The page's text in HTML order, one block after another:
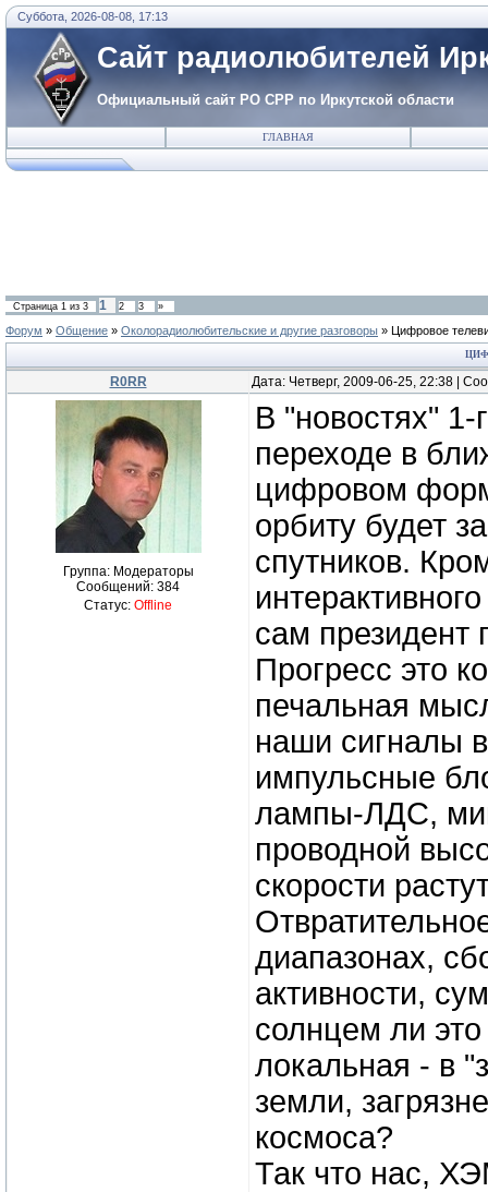
Суббота, 2026-08-08, 17:13
Сайт радиолюбителей
Официальный сайт РО СРР по Иркутской области
ГЛАВНАЯ
Страница 1 из 3 1 2 3 »
Форум » Общение » Околорадиолюбительские и другие разговоры » Цифровое
R0RR Дата: Четверг, 2009-06-25, 22:38 |
Группа: Модераторы
Сообщений: 384
Статус: Offline
В "новостях"
переходе в
цифровом
орбиту будет
спутников.
сам президент
Прогресс это
печальная
наши сигналы
импульсные
лампы-ЛДС,
проводной
скорости
диапазонах,
активности,
солнцем ли
локальная - в
земли,
космоса?
Так что нас,